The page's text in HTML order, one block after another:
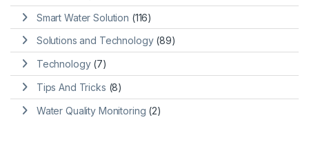
Smart Water Solution (116)
Solutions and Technology(89)
Technology(7)
Tips And Tricks (8)
Water Quality Monitoring (2)